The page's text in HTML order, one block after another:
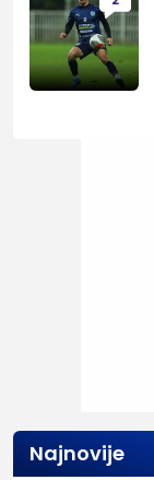
Najnovije